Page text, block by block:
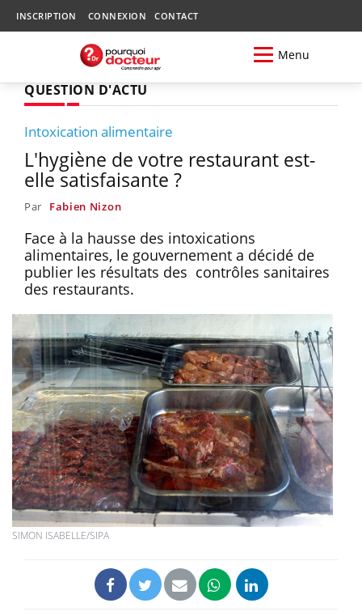
INSCRIPTION CONNEXION CONTACT
Menu
QUESTION D'ACTU
Intoxication alimentaire
L'hygiène de votre restaurant est-
elle satisfaisante ?
Par Fabien Nizon
Face à la hausse des intoxications
alimentaires, le gouvernement a décidé de
publier les résultats des contrôles sanitaires
des restaurants.
SIMON ISABELLE/SIPA